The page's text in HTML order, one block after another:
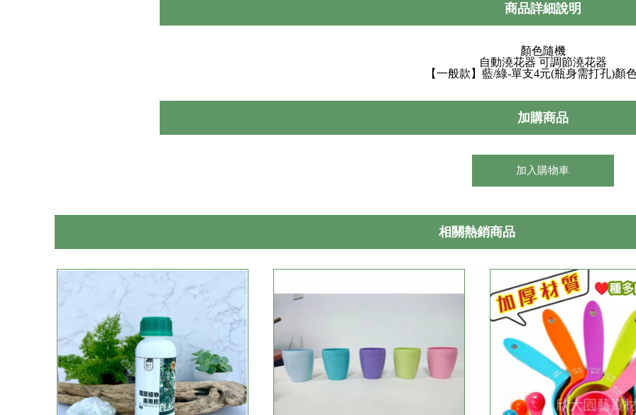
商品詳細說明
顏色隨機
自動澆花器 可調節澆花器
【一般款】藍/綠-單支4元(瓶身需打孔)顏
加購商品
加入購物車
相關熱銷商品